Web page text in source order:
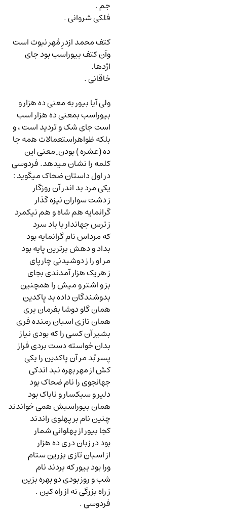
جم .
فلکی شروانی .
کتف محمد ازدرِ مُهر نبوت است
وآن کتف بیوراسب بود جای
اژدها.
خاقانی .
ولی آیا بیور به معنی ده هزار و
بیوراسب بمعنی ده هزار اسب
است جای شک و تردید است ، و
بلکه ظواهراستعمالات همه جا
ده (عشره ) بودن ِ معنی این
کلمه را نشان میدهد. فردوسی
در اول داستان ضحاک میگوید:
یکی مرد بد اندر آن روزگار
ز دشت سواران نیزه گذار
گرانمایه هم شاه و هم نیکمرد
ز ترس جهاندار با باد سرد
که مرداس نام گرانمایه بود
بداد و دهش برترین پایه بود
مر او را ز دوشیدنی چارپای
ز هریک هزار آمدندی بجای
بز و اشتر و میش را همچنین
بدوشندگان داده بد پاکدین
همان گاو دوشا بفرمان بری
همان تازی اسبان رمنده فری
بشیر آن کسی را که بودی نیاز
بدان خواسته دست بردی فراز
پسر بُد مر آن پاکدین را یکی
کش از مهر بهره نبد اندکی
جهانجوی را نام ضحاک بود
دلیر و سبکسار و ناباک بود
همان بیوراسبش همی خواندند
چنین نام بر پهلوی راندند
کجا بیور از پهلوانی شمار
بود در زبان دری ده هزار
از اسبان تازی بزرین ستام
ورا بود بیور که بردند نام
شب و روز بودی دو بهره بزین
ز راه بزرگی نه از راه کین .
فردوسی .